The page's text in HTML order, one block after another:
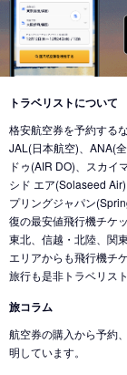
東京 (東京国際空
東京 (東京国際空
東京 (東京国際空
東京 (東京国際空
東京 (東京国際空
東京 (東京国際
東京 (東京国際空
東京 (東京国際空
東京 (成田国際空
東京 (成田国際空
東京 (成田国際空
東京 (東京国際空
東京 (成田国際空
東京 (東京国際空
東京 (成田国際空
東京 (成田国際空
東京 (成田国際空
東京 (成田国際空
東京 (東京国際空
東京 (成田国際空
トラベリストについて
格安航空券を予約する
JAL(日本航空)、ANA(
ドゥ(AIR DO)、スカイ
シド エア(Solaseed
プリングジャパン
復の最安値飛行機チケ
東北、信越・北陸、関
エリアからも飛行機チ
旅行も是非トラベリス
旅コラム
航空券の購入から予約
明しています。